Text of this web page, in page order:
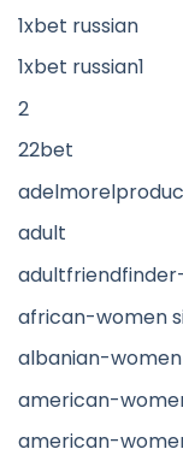
1xbet russian
1xbet russian1
2
22bet
adult
african-women
albanian-
american-
american-